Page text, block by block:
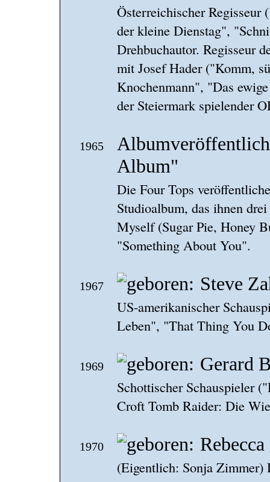
Österreichischer
der kleine Dienstag",
Drehbuchautor. Regisseur
mit Josef Hader ("Komm,
Knochenmann", "Das
der Steiermark spielender
1965
Album"
Die Four Tops
Studioalbum, das ihnen
Myself (Sugar Pie, Honey
"Something About You".
1967 Steve
US-amerikanischer
Leben", "That Thing You
1969 Gerard
Schottischer Schauspieler
Croft Tomb Raider: Die
1970
(Eigentlich: Sonja Zimmer)